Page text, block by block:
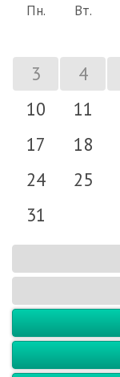
Пн. Вт.
3
4
10
11
17
18
24
25
31